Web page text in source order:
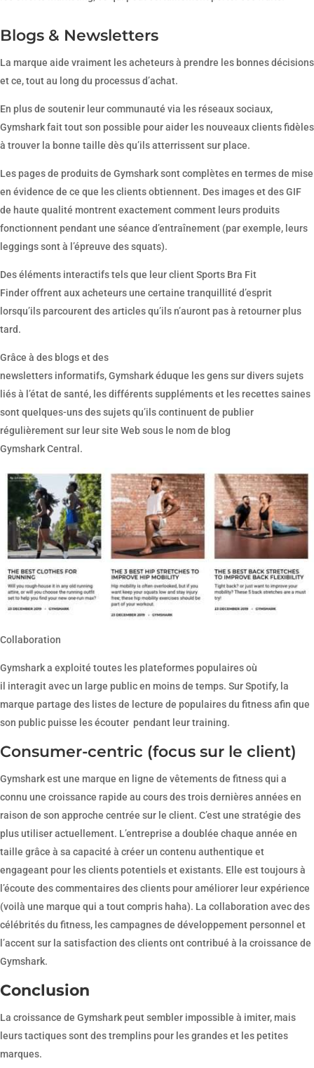
Blogs & Newsletters
La marque aide vraiment les acheteurs à prendre les bonnes décisions
et ce, tout au long du processus d’achat.
En plus de soutenir leur communauté via les réseaux sociaux,
Gymshark fait tout son possible pour aider les nouveaux clients fidèles
à trouver la bonne taille dès qu’ils atterrissent sur place.
Les pages de produits de Gymshark sont complètes en termes de mise
en évidence de ce que les clients obtiennent. Des images et des GIF
de haute qualité montrent exactement comment leurs produits
fonctionnent pendant une séance d’entraînement (par exemple, leurs
leggings sont à l’épreuve des squats).
Des éléments interactifs tels que leur client Sports Bra Fit
Finder offrent aux acheteurs une certaine tranquillité d’esprit
lorsqu’ils parcourent des articles qu’ils n’auront pas à retourner plus
tard.
Grâce à des blogs et des
newsletters informatifs, Gymshark éduque les gens sur divers sujets
liés à l’état de santé, les différents suppléments et les recettes saines
sont quelques-uns des sujets qu’ils continuent de publier
régulièrement sur leur site Web sous le nom de blog
Gymshark Central.
Collaboration
Gymshark a exploité toutes les plateformes populaires où
il interagit avec un large public en moins de temps. Sur Spotify, la
marque partage des listes de lecture de populaires du fitness afin que
son public puisse les écouter pendant leur training.
Consumer-centric (focus sur le client)
Gymshark est une marque en ligne de vêtements de fitness qui a
connu une croissance rapide au cours des trois dernières années en
raison de son approche centrée sur le client. C’est une stratégie des
plus utiliser actuellement. L’entreprise a doublée chaque année en
taille grâce à sa capacité à créer un contenu authentique et
engageant pour les clients potentiels et existants. Elle est toujours à
l’écoute des commentaires des clients pour améliorer leur expérience
(voilà une marque qui a tout compris haha). La collaboration avec des
célébrités du fitness, les campagnes de développement personnel et
l’accent sur la satisfaction des clients ont contribué à la croissance de
Gymshark.
Conclusion
La croissance de Gymshark peut sembler impossible à imiter, mais
leurs tactiques sont des tremplins pour les grandes et les petites
marques.